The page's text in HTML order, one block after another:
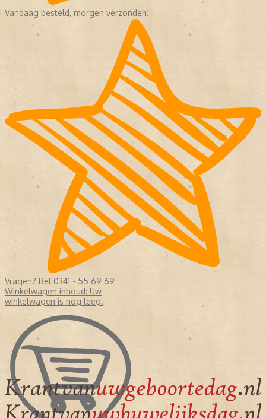
Vandaag besteld, morgen verzonden!
Vragen? Bel 0341 - 55 69 69
Winkelwagen inhoud: Uw
winkelwagen is nog leeg.